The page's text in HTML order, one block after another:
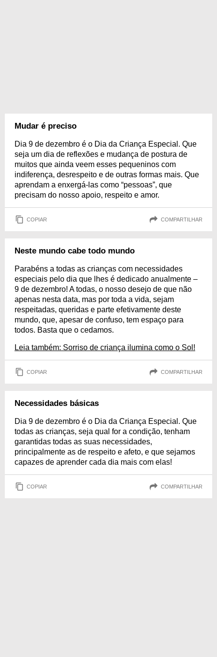
Mudar é preciso
Dia 9 de dezembro é o Dia da Criança Especial. Que
seja um dia de reflexões e mudança de postura de
muitos que ainda veem esses pequeninos com
indiferença, desrespeito e de outras formas mais. Que
aprendam a enxergá-las como “pessoas”, que
precisam do nosso apoio, respeito e amor.
COPIAR COMPARTILHAR
Neste mundo cabe todo mundo
Parabéns a todas as crianças com necessidades
especiais pelo dia que lhes é dedicado anualmente –
9 de dezembro! A todas, o nosso desejo de que não
apenas nesta data, mas por toda a vida, sejam
respeitadas, queridas e parte efetivamente deste
mundo, que, apesar de confuso, tem espaço para
todos. Basta que o cedamos.
Leia também: Sorriso de criança ilumina como o Sol!
COPIAR COMPARTILHAR
Necessidades básicas
Dia 9 de dezembro é o Dia da Criança Especial. Que
todas as crianças, seja qual for a condição, tenham
garantidas todas as suas necessidades,
principalmente as de respeito e afeto, e que sejamos
capazes de aprender cada dia mais com elas!
COPIAR COMPARTILHAR